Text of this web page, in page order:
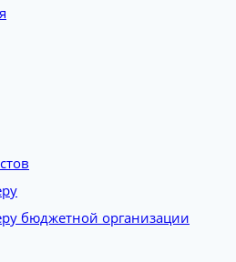
бюджетной организации